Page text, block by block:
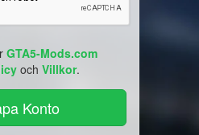
GTA5-Mods.com
och Villkor.